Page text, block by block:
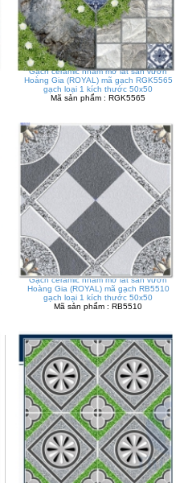
Gạch ceramic nhám mờ lát sân vườn
Hoàng Gia (ROYAL) mã gạch RGK5565
gạch loại 1 kích thước 50x50
Mã sản phẩm : RGK5565
Gạch ceramic nhám mờ lát sân vườn
Hoàng Gia (ROYAL) mã gạch RB5510
gạch loại 1 kích thước 50x50
Mã sản phẩm : RB5510